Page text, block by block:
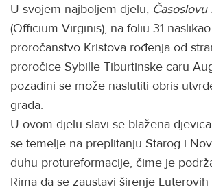
U svojem najboljem djelu, Časoslovu
(Officium Virginis), na foliu 31
proročanstvo Kristova rođenja od
proročice Sybille Tiburtinske caru
pozadini se može naslutiti obris
grada.
U ovom djelu slavi se blažena
se temelje na preplitanju Starog i
duhu protureformacije, čime je
Rima da se zaustavi širenje